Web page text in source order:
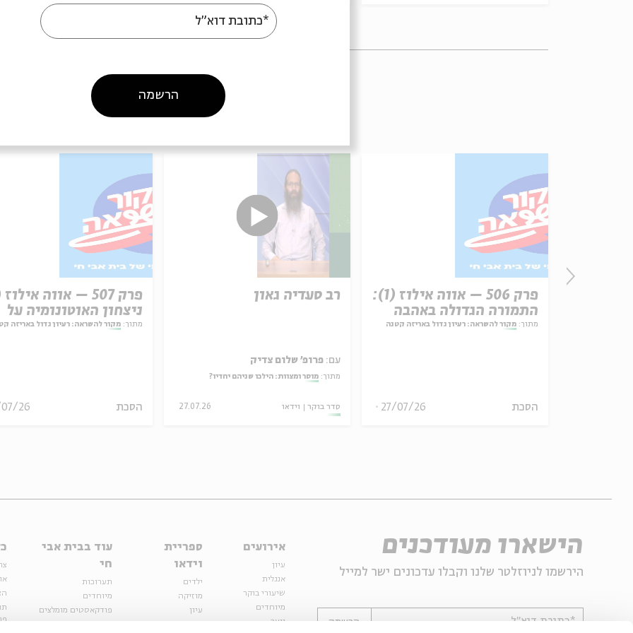
עוד בבית אבי חי
ניצחון האוטונומיה על
המחויבות
מתוך: מקור להשראה: רעיון גדול באריזה
הסכת 26
רב סעדיה גאון
עם: פרופ' שלום צדיק
מתוך: מוסר ומצוות: הילכו שניהם יחדיו?
סדר בוקר וידאו 27.07.26
פרק 506 – אווה אילוז (1):
התמורה הגדולה באהבה
מתוך: מקור להשראה: רעיון גדול באריזה קטנה
הסכת 27/07/26
הישארו מעודכנים
הירשמו לניוזלטר שלנו וקבלו עדכונים ישר למייל
*כתובת דוא"ל הרשמה
אירועים
עיון
אנגלית
שיעורי בוקר
מיוחדים
נוער
ספריית
וידאו
ילדים
מוזיקה
עיון
עוד בבית אבי
חי
תערוכות
מיוחדים
פודקאסטים מומלצים
*כתובת דוא"ל
הרשמה